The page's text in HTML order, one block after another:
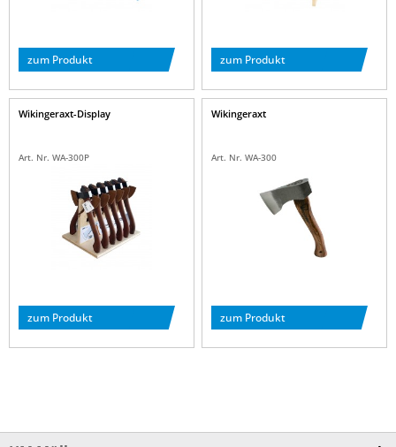
zum Produkt zum Produkt
Wikingeraxt-Display
Art. Nr. WA-300P
zum Produkt
Wikingeraxt
Art. Nr. WA-300
zum Produkt